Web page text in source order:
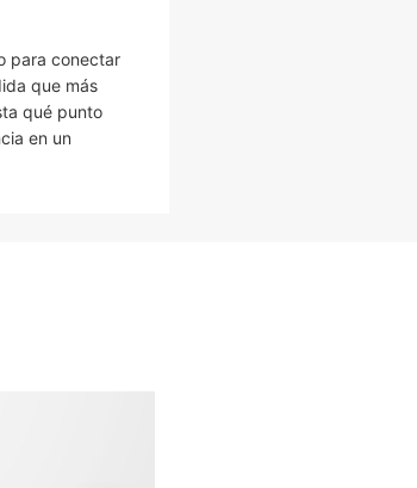
para conectar
que más
qué punto
en un